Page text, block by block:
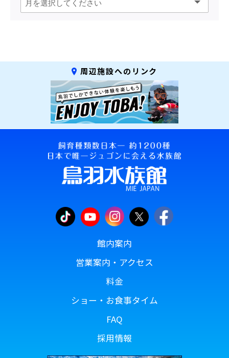
周辺施設へのリンク
館内案内
営業案内・アクセス
料金
ショー・お食事タイム
FAQ
採用情報